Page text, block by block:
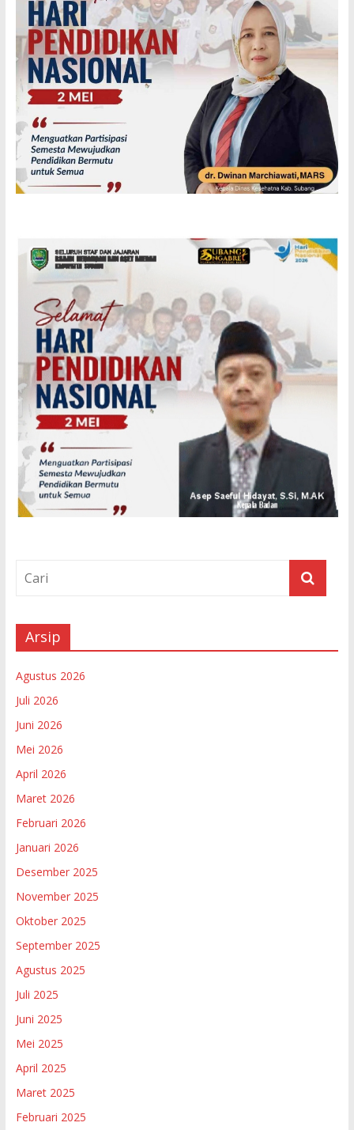
Arsip
Agustus 2026
Juli 2026
Juni 2026
Mei 2026
April 2026
Maret 2026
Februari 2026
Januari 2026
Desember 2025
November 2025
Oktober 2025
September 2025
Agustus 2025
Juli 2025
Juni 2025
Mei 2025
April 2025
Maret 2025
Februari 2025